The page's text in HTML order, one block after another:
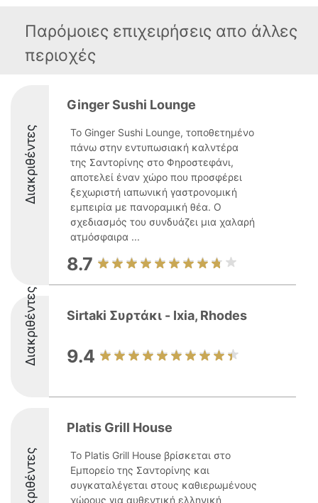
Παρόμοιες επιχειρήσεις απο άλλες
περιοχές
Διακριθέντες
Ginger Sushi Lounge
Το Ginger Sushi Lounge, τοποθετημένο
πάνω στην εντυπωσιακή καλντέρα
της Σαντορίνης στο Φηροστεφάνι,
αποτελεί έναν χώρο που προσφέρει
ξεχωριστή ιαπωνική γαστρονομική
εμπειρία με πανοραμική θέα. Ο
σχεδιασμός του συνδυάζει μια χαλαρή
ατμόσφαιρα ...
8.7
Διακριθέντες Sirtaki Συρτάκι - Ixia, Rhodes
9.4
Platis Grill House
Το Platis Grill House βρίσκεται στο
Εμπορείο της Σαντορίνης και
συγκαταλέγεται στους καθιερωμένους
χώρους για αυθεντική ελληνική